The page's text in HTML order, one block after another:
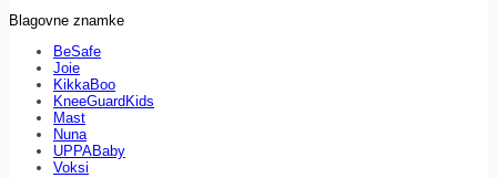
Blagovne znamke
BeSafe
Joie
KikkaBoo
KneeGuardKids
Mast
Nuna
UPPABaby
Voksi